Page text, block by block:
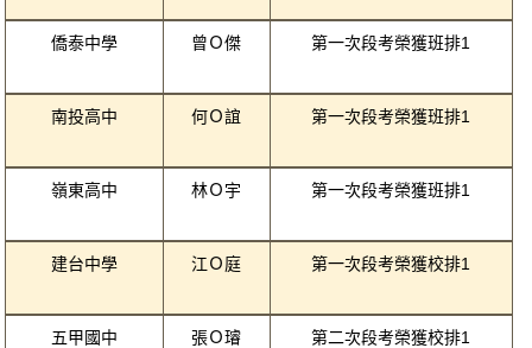
僑泰中學 曾Ｏ傑 第一次段考榮獲班排1
南投高中 何Ｏ誼 第一次段考榮獲班排1
嶺東高中 林Ｏ宇 第一次段考榮獲班排1
建台中學 江Ｏ庭 第一次段考榮獲校排1
五甲國中 張Ｏ璿 第二次段考榮獲校排1